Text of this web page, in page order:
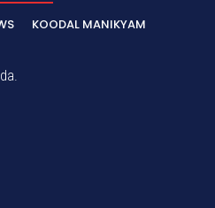
KOODAL MANIKYAM